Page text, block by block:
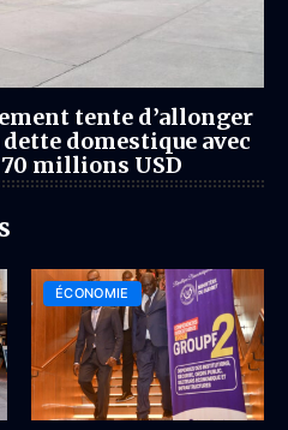
tente d’allonger
domestique avec
millions USD
ÉCONOMIE